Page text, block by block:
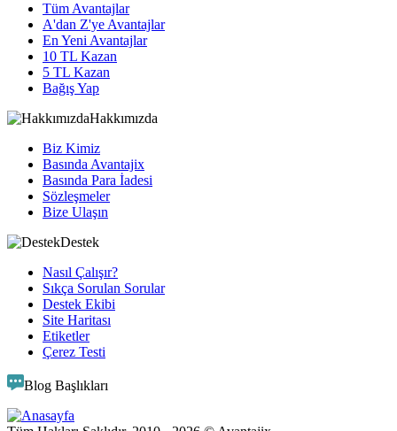
Tüm Avantajlar
A'dan Z'ye Avantajlar
En Yeni Avantajlar
10 TL Kazan
5 TL Kazan
Bağış Yap
Hakkımızda
Biz Kimiz
Basında Avantajix
Basında Para İadesi
Sözleşmeler
Bize Ulaşın
Destek
Nasıl Çalışır?
Sıkça Sorulan Sorular
Destek Ekibi
Site Haritası
Etiketler
Çerez Testi
Blog Başlıkları